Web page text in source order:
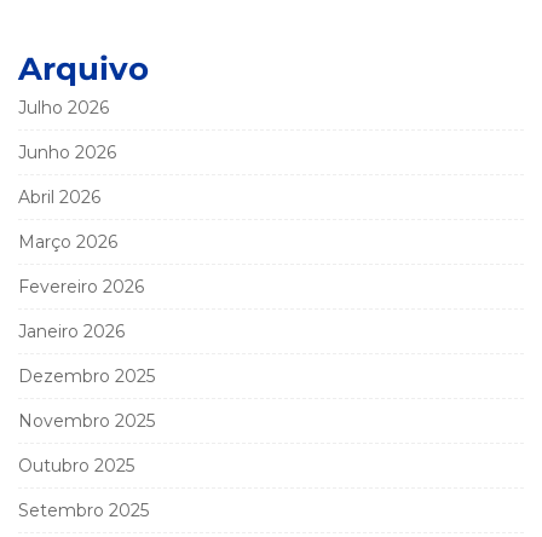
Arquivo
Julho 2026
Junho 2026
Abril 2026
Março 2026
Fevereiro 2026
Janeiro 2026
Dezembro 2025
Novembro 2025
Outubro 2025
Setembro 2025